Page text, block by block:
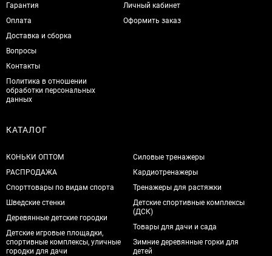
Гарантия
Оплата
Доставка и сборка
Вопросы
Контакты
Политика в отношении
обработки персональных
данных
Личный кабинет
Оформить заказ
КАТАЛОГ
КОНЬКИ ОПТОМ
РАСПРОДАЖА
Спорттовары по видам спорта
Шведские стенки
Деревянные детские городки
Детские игровые площадки,
спортивные комплексы, уличные
городки для дачи
Силовые тренажеры
Кардиотренажеры
Тренажеры для растяжки
Детские спортивные комплексы
(ДСК)
Товары для дачи и сада
Зимние деревянные горки для
детей